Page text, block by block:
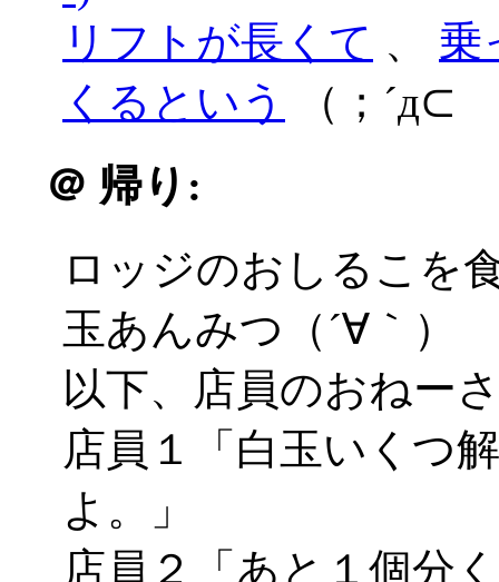
リフトが長くて 、 乗
くるという
（；´д⊂
＠ 帰り:
ロッジのおしるこを
玉あんみつ（´∀｀）
以下、店員のおねー
店員１「白玉いくつ
よ。」
店員２「あと１個分